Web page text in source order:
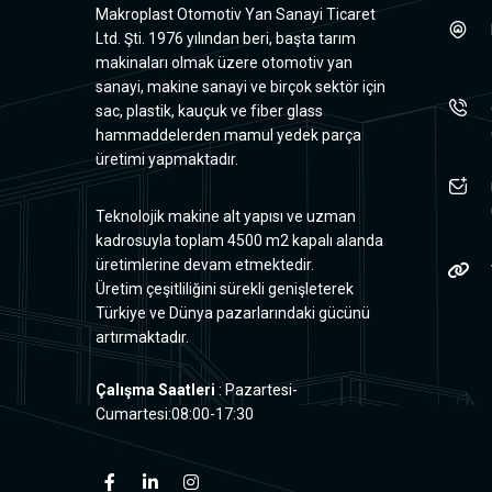
Makroplast Otomotiv Yan Sanayi Ticaret
Ltd. Şti. 1976 yılından beri, başta tarım
makinaları olmak üzere otomotiv yan
sanayi, makine sanayi ve birçok sektör için
sac, plastik, kauçuk ve fiber glass
hammaddelerden mamul yedek parça
üretimi yapmaktadır.
Teknolojik makine alt yapısı ve uzman
kadrosuyla toplam 4500 m2 kapalı alanda
üretimlerine devam etmektedir.
Üretim çeşitliliğini sürekli genişleterek
Türkiye ve Dünya pazarlarındaki gücünü
artırmaktadır.
Çalışma Saatleri: Pazartesi-
Cumartesi:08:00-17:30